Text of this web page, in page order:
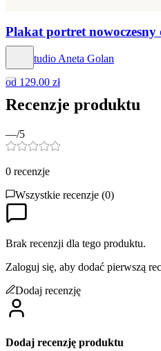
Plakat portret nowoczesny
Hog Studio Aneta Golan
od 129.00 zł
Recenzje produktu
—/5
0 recenzje
Wszystkie recenzje (0)
Brak recenzji dla tego produktu.
Zaloguj się, aby dodać pierwszą
Dodaj recenzję
Dodaj recenzję produktu